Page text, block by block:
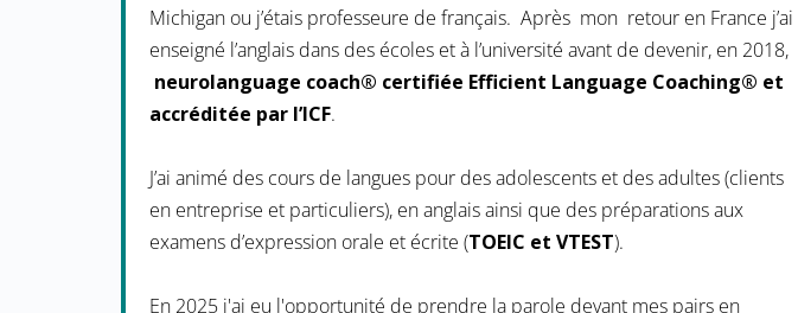
Michigan ou j’étais professeure de français. Après mon retour en France j’ai
enseigné l’anglais dans des écoles et à l’université avant de devenir, en 2018,
neurolanguage coach® certifiée Efficient Language Coaching® et
accréditée par l’ICF.
J’ai animé des cours de langues pour des adolescents et des adultes (clients
en entreprise et particuliers), en anglais ainsi que des préparations aux
examens d’expression orale et écrite (TOEIC et VTEST).
En 2025 j'ai eu l'opportunité de prendre la parole devant mes pairs en